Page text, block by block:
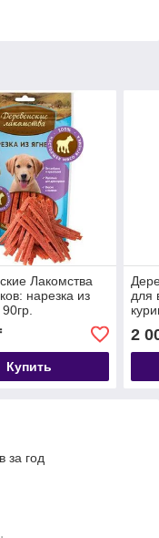
Лакомства
нарезка из
Купить
для
2
за год